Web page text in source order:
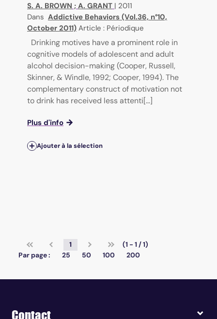
S. A. BROWN ; A. GRANT | 2011
Dans Addictive Behaviors (Vol.36, n°10,
October 2011) Article : Périodique
Drinking motives have a prominent role in
cognitive models of adolescent and adult
alcohol decision-making (Cooper, Russell,
Skinner, & Windle, 1992; Cooper, 1994). The
complementary construct of motivation not
to drink has received less attenti[...]
Plus d'info
Ajouter à la sélection
1
(1 - 1 / 1)
Par page :
25 50 100 200
Contact